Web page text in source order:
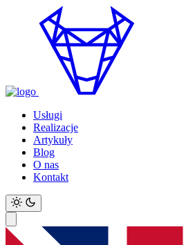
Usługi
Realizacje
Artykuły
Blog
O nas
Kontakt